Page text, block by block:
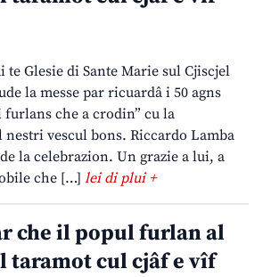
te Glesie di Sante Marie sul Cjiscjel
la messe par ricuardâ i 50 agns
furlans che a crodin” cu la
vescul bons. Riccardo Lamba
la celebrazion. Un grazie a lui, a
che […] lei di plui +
che il popul furlan al
taramot cul cjâf e vîf